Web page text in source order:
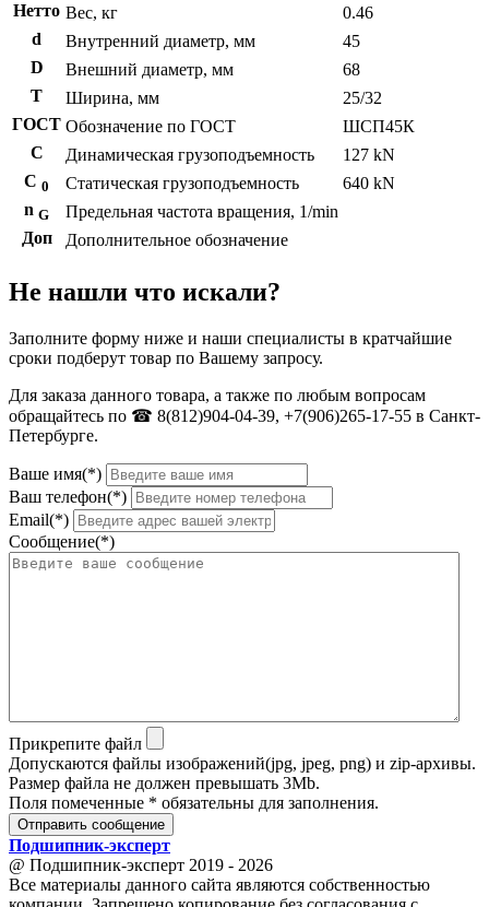
Нетто Вес, кг
0.46
d
Внутренний диаметр, мм
45
D
Внешний диаметр, мм
68
T
Ширина, мм
25/32
ГОСТ Обозначение по ГОСТ
ШСП45К
C
Динамическая грузоподъемность
127 kN
С 0 Статическая грузоподъемность
640 kN
n G
Предельная частота вращения, 1/min
Доп
Дополнительное обозначение
Не нашли что искали?
Заполните форму ниже и наши специалисты в кратчайшие
сроки подберут товар по Вашему запросу.
Для заказа данного товара, а также по любым вопросам
обращайтесь по ☎ 8(812)904-04-39, +7(906)265-17-55 в Санкт-
Петербурге.
Ваше имя(*)
Ваш телефон(*)
Email(*)
Сообщение(*)
Прикрепите файл
Допускаются файлы изображений(jpg, jpeg, png) и zip-архивы.
Размер файла не должен превышать 3Mb.
Поля помеченные * обязательны для заполнения.
Отправить сообщение
Подшипник-эксперт
@ Подшипник-эксперт 2019 - 2026
Все материалы данного сайта являются собственностью